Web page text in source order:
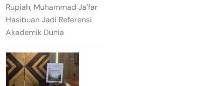
Rupiah, Muhammad Ja’far
Hasibuan Jadi Referensi
Akademik Dunia